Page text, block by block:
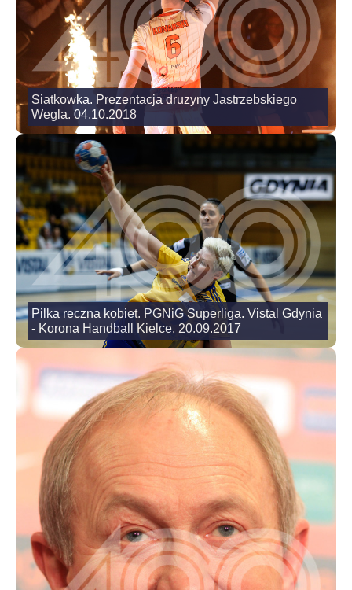
Siatkowka. Prezentacja druzyny Jastrzebskiego
Wegla. 04.10.2018
Pilka reczna kobiet. PGNiG Superliga. Vistal Gdynia
- Korona Handball Kielce. 20.09.2017